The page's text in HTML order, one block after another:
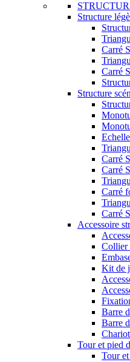
Structure
Carré
Carré
Structure
Carré
Carré
Carré
Carré
Accessoire
Collier
Kit de
Barre
Barre
Tour et pied
Tour